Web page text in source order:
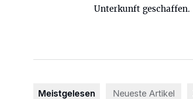
Unterkunft geschaffen.
Meistgelesen Neueste Artikel